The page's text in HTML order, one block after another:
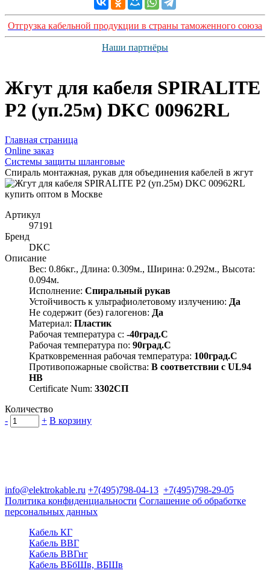
Отгрузка кабельной продукции в страны таможенного союза
Наши партнёры
Жгут для кабеля SPIRALITE
P2 (уп.25м) DKC 00962RL
Главная страница
Оnline заказ
Системы защиты шланговые
Спираль монтажная, рукав для объединения кабелей в жгут
Артикул
97191
Бренд
DKC
Описание
Вес: 0.86кг., Длина: 0.309м., Ширина: 0.292м., Высота:
0.094м.
Исполнение: Спиральный рукав
Устойчивость к ультрафиолетовому излучению: Да
Не содержит (без) галогенов: Да
Материал: Пластик
Рабочая температура с: -40град.C
Рабочая температура по: 90град.C
Кратковременная рабочая температура: 100град.C
Противопожарные свойства: В соответствии с UL94
HB
Certificate Num: 3302СП
Количество
-
+ В корзину
info@elektrokable.ru +7(495)798-04-13 +7(495)798-29-05
Политика конфиденциальности Соглашение об обработке
персональных данных
Кабель КГ
Кабель ВВГ
Кабель ВВГнг
Кабель ВБбШв, ВБШв